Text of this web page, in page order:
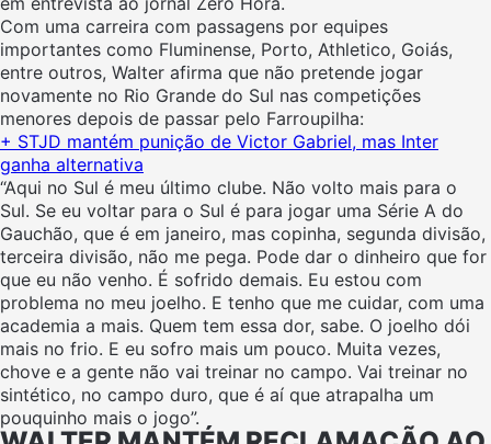
Com uma carreira com passagens por equipes
importantes como Fluminense, Porto, Athletico, Goiás,
entre outros, Walter afirma que não pretende jogar
novamente no Rio Grande do Sul nas competições
menores depois de passar pelo Farroupilha:
+ STJD mantém punição de Victor Gabriel, mas Inter
ganha alternativa
“Aqui no Sul é meu último clube. Não volto mais para o
Sul. Se eu voltar para o Sul é para jogar uma Série A do
Gauchão, que é em janeiro, mas copinha, segunda divisão,
terceira divisão, não me pega. Pode dar o dinheiro que for
que eu não venho. É sofrido demais. Eu estou com
problema no meu joelho. E tenho que me cuidar, com uma
academia a mais. Quem tem essa dor, sabe. O joelho dói
mais no frio. E eu sofro mais um pouco. Muita vezes,
chove e a gente não vai treinar no campo. Vai treinar no
sintético, no campo duro, que é aí que atrapalha um
pouquinho mais o jogo”.